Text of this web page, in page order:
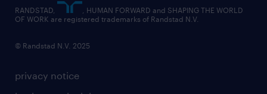
privacy notice
RANDSTAD,
, HUMAN FORWARD and SHAPING THE WORLD
OF WORK are registered trademarks of Randstad N.V.
© Randstad N.V. 2025